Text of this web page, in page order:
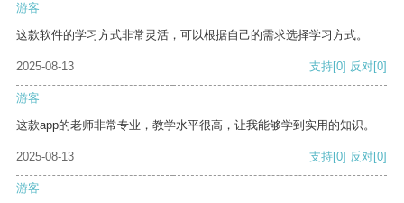
游客
这款软件的学习方式非常灵活，可以根据自己的需求选择学习方式。
2025-08-13 支持[0] 反对[0]
游客
这款app的老师非常专业，教学水平很高，让我能够学到实用的知识。
2025-08-13 支持[0] 反对[0]
游客